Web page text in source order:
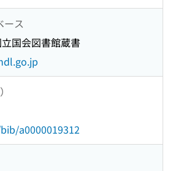
ース
国会図書館蔵書
a0000019312